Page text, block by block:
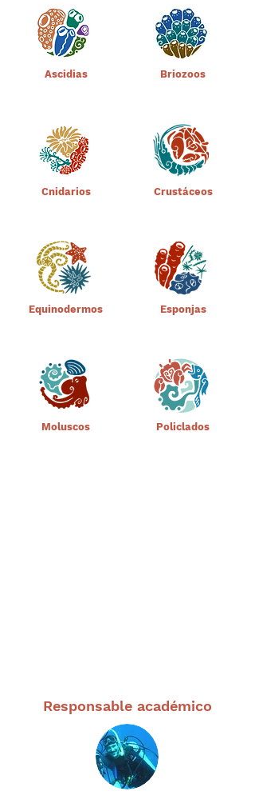
Ascidias
Cnidarios
Equinodermos
Moluscos
Briozoos
Crustáceos
Esponjas
Policlados
Responsable académico